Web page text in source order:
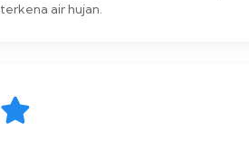
terkena air hujan.